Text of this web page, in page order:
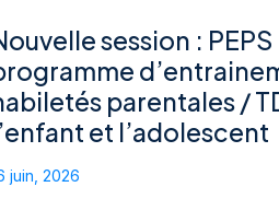
session : PEPS
parentales /
et l’adolescent
juin, 2026